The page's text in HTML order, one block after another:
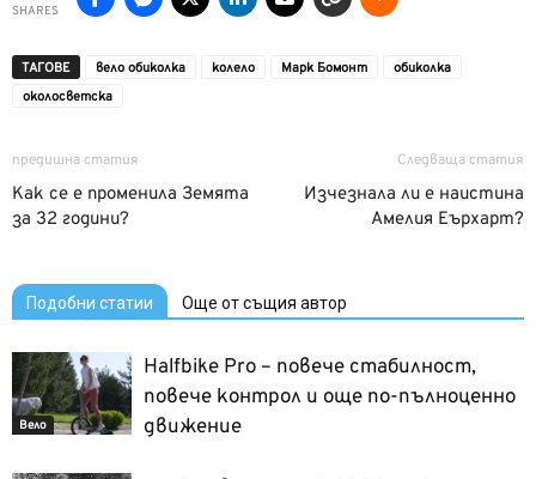
SHARES
ТАГОВЕ вело обиколка колело Марк Бомонт
обиколка
околосветска
предишна статия
Как се е променила Земята
за 32 години?
Следваща статия
Изчезнала ли е наистина
Амелия Еърхарт?
Подобни статии Още от същия автор
Вело
Halfbike Pro – повече стабилност,
повече контрол и още по-пълноценно
движение